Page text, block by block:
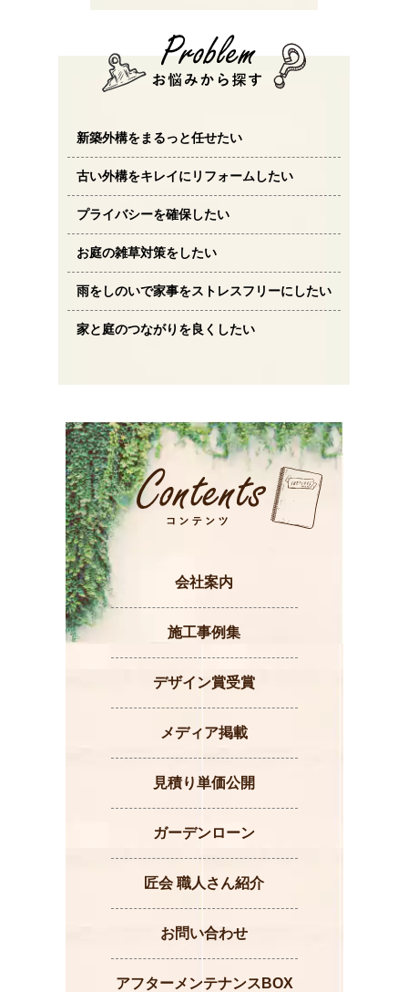
新築外構をまるっと任せたい
古い外構をキレイにリフォームしたい
プライバシーを確保したい
お庭の雑草対策をしたい
雨をしのいで家事をストレスフリーにしたい
家と庭のつながりを良くしたい
会社案内
施工事例集
デザイン賞受賞
メディア掲載
見積り単価公開
ガーデンローン
匠会 職人さん紹介
お問い合わせ
アフターメンテナンスBOX